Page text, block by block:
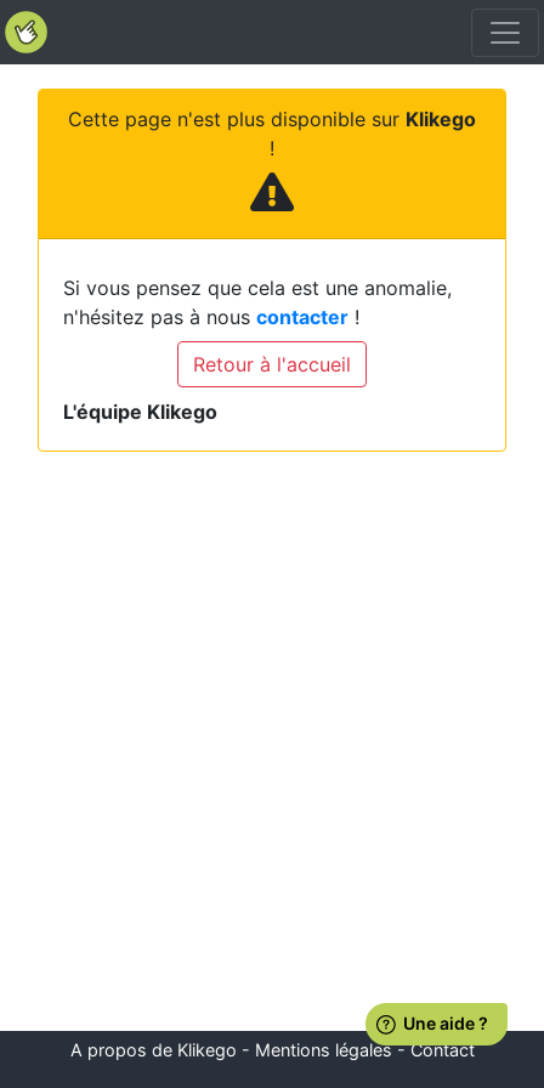
Cette page n'est plus disponible sur Klikego
!
Si vous pensez que cela est une anomalie,
n'hésitez pas à nous contacter !
Retour à l'accueil
L'équipe Klikego
A propos de Klikego - Mentions légales-Contact